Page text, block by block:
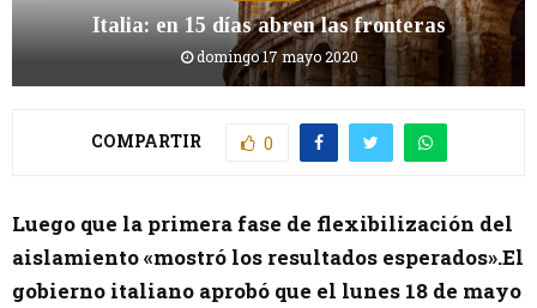
Italia: en 15 días abren las fronteras
domingo 17 mayo 2020
COMPARTIR 0
Luego que la primera fase de flexibilización del
aislamiento «mostró los resultados esperados».El
gobierno italiano aprobó que el lunes 18 de mayo